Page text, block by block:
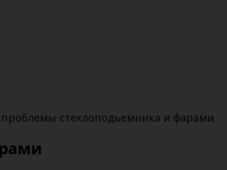
проблемы стеклоподьемника и фарами